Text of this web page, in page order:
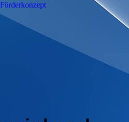
Förderkonzept